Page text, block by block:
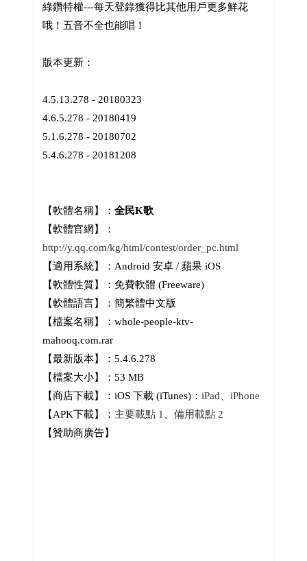
綠鑽特權---每天登錄獲得比其他用戶更多鮮花
哦！五音不全也能唱！
版本更新：
4.5.13.278 - 20180323
4.6.5.278 - 20180419
5.1.6.278 - 20180702
5.4.6.278 - 20181208
【軟體名稱】： 全民K歌
【軟體官網】：
http://y.qq.com/kg/html/contest/order_pc.html
【適用系統】：Android 安卓 / 蘋果 iOS
【軟體性質】：免費軟體 (Freeware)
【軟體語言】：簡繁體中文版
【檔案名稱】：whole-people-ktv-
mahooq.com.rar
【最新版本】：5.4.6.278
【檔案大小】：53 MB
【商店下載】：iOS 下載 (iTunes)： iPad、iPhone
【APK下載】： 主要載點 1、 備用載點 2
【贊助商廣告】